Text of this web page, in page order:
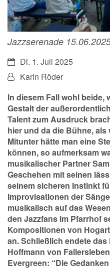
Jazzserenade
Datum:Di. 1. Juli 2025
Von:Karin Röder
In diesem Fall wohl beide,
Gestalt der
Talent zum Ausdruck
hier und da die Bühne,
Mitunter hätte man eine
können, so aufmerksam
musikalischer Partner
Geschehen mit seinen
seinem sicheren Instinkt
Improvisationen der
musikalisch auf das
den Jazzfans im Pfarrhof
Kompositionen von
an. Schließlich endete
Hoffmann von
Evergreen: “Die